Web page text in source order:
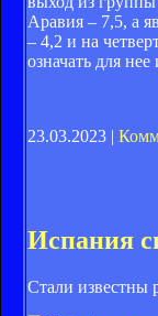
Аравия – 7,5, а
– 4,2 и на
означать для
23.03.2023 |
Испания
Стали известны